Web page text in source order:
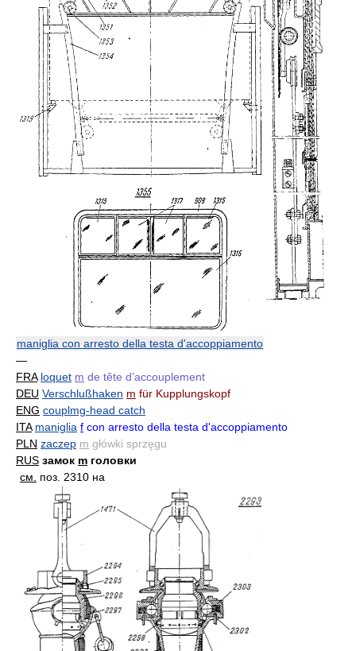
maniglia con arresto della testa d'accoppiamento
—
FRA loquet m de tête d’accouplement
DEU Verschlußhaken m für Kupplungskopf
ENG couplmg-head catch
ITA maniglia f con arresto della testa d'accoppiamento
PLN zaczep m główki sprzęgu
RUS замок m головки
см.
поз. 2310 на